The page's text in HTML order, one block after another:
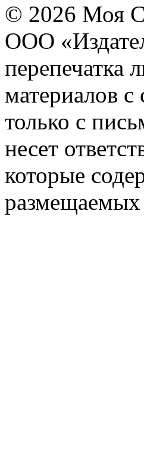
© 2026 Моя
ООО
перепечатка
материалов с
только с
несет
которые
размещаемых